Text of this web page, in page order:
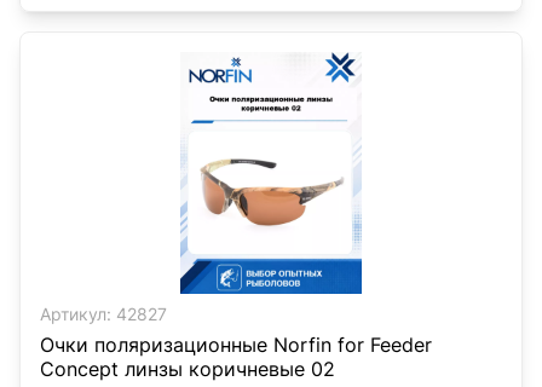
Артикул: 42827
Очки поляризационные Norfin for Feeder
Concept линзы коричневые 02